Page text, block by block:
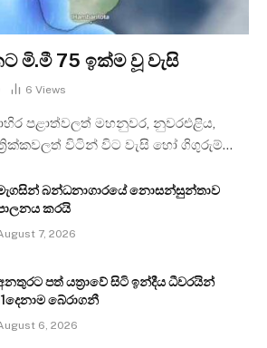
මි.මී 75 ඉක්ම වූ වැසි
6 Views
පළාත්වලත් මහනුවර, නුවරඑළිය,
විටින් විට වැසි හෝ ගිගුරුම්…
බන්ධනාගාරයේ නොසන්සුන්තාව
කරයි
7, 2026
පත් යත්‍රාවේ සිටි ඉන්දීය ධීවරයින්
බේරාගනී
6, 2026